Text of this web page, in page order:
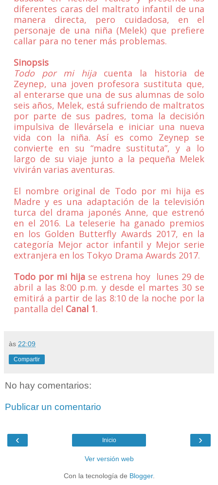
diferentes caras del maltrato infantil de una
manera directa, pero cuidadosa, en el
personaje de una niña (Melek) que prefiere
callar para no tener más problemas.
Sinopsis
Todo por mi hija cuenta la historia de
Zeynep, una joven profesora sustituta que,
al enterarse que una de sus alumnas de solo
seis años, Melek, está sufriendo de maltratos
por parte de sus padres, toma la decisión
impulsiva de llevársela e iniciar una nueva
vida con la niña. Así es como Zeynep se
convierte en su “madre sustituta”, y a lo
largo de su viaje junto a la pequeña Melek
vivirán varias aventuras.
El nombre original de Todo por mi hija es
Madre y es una adaptación de la televisión
turca del drama japonés Anne, que estrenó
en el 2016. La teleserie ha ganado premios
en los Golden Butterfly Awards 2017, en la
categoría Mejor actor infantil y Mejor serie
extranjera en los Tokyo Drama Awards 2017.
Todo por mi hija se estrena hoy lunes 29 de
abril a las 8:00 p.m. y desde el martes 30 se
emitirá a partir de las 8:10 de la noche por la
pantalla del Canal 1.
às 22:09
Compartir
No hay comentarios:
Publicar un comentario
‹ ›
Inicio
Ver versión web
Con la tecnología de Blogger.